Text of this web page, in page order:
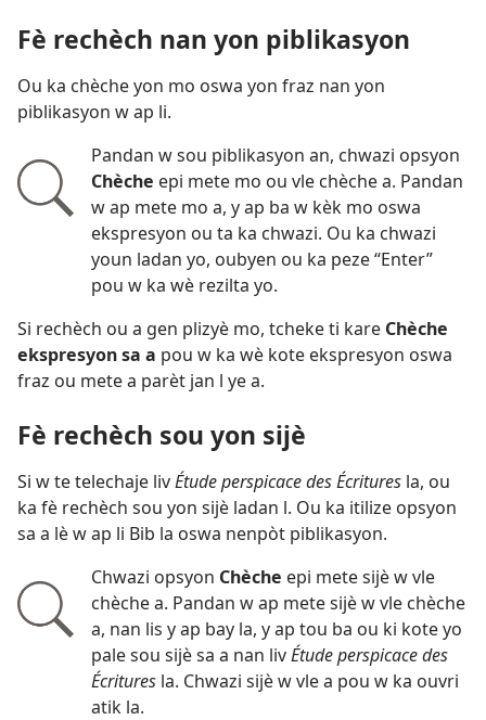
Fè rechèch nan yon piblikasyon
Ou ka chèche yon mo oswa yon fraz nan yon
piblikasyon w ap li.
Pandan w sou piblikasyon an, chwazi opsyon
Chèche epi mete mo ou vle chèche a. Pandan
w ap mete mo a, y ap ba w kèk mo oswa
ekspresyon ou ta ka chwazi. Ou ka chwazi
youn ladan yo, oubyen ou ka peze “Enter”
pou w ka wè rezilta yo.
Si rechèch ou a gen plizyè mo, tcheke ti kare Chèche
ekspresyon sa a pou w ka wè kote ekspresyon oswa
fraz ou mete a parèt jan l ye a.
Fè rechèch sou yon sijè
Si w te telechaje livÉtude perspicace des Écritures la, ou
ka fè rechèch sou yon sijè ladan l. Ou ka itilize opsyon
sa a lè w ap li Bib la oswa nenpòt piblikasyon.
Chwazi opsyon Chèche epi mete sijè w vle
chèche a. Pandan w ap mete sijè w vle chèche
a, nan lis y ap bay la, y ap tou ba ou ki kote yo
pale sou sijè sa a nan livÉtude perspicace des
Écritures la. Chwazi sijè w vle a pou w ka ouvri
atik la.